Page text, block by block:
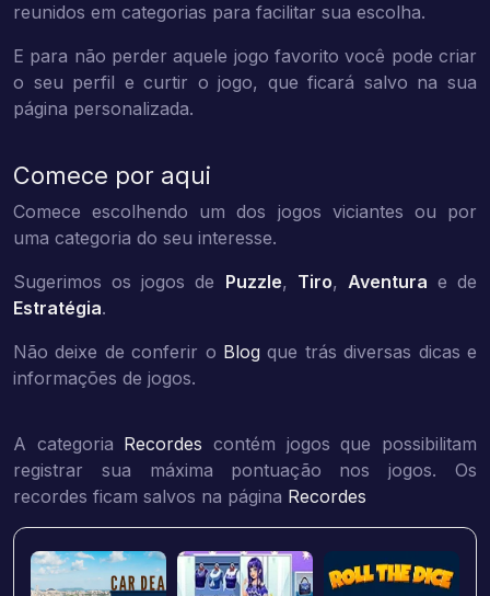
reunidos em categorias para facilitar sua escolha.
E para não perder aquele jogo favorito você pode criar
o seu perfil e curtir o jogo, que ficará salvo na sua
página personalizada.
Comece por aqui
Comece escolhendo um dos jogos viciantes ou por
uma categoria do seu interesse.
Sugerimos os jogos de Puzzle, Tiro, Aventura e de
Estratégia.
Não deixe de conferir o Blog que trás diversas dicas e
informações de jogos.
A categoria Recordes contém jogos que possibilitam
registrar sua máxima pontuação nos jogos. Os
recordes ficam salvos na página Recordes